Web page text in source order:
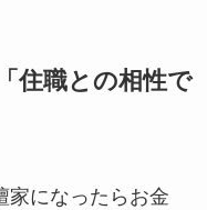
住職との相性で
家になったらお金